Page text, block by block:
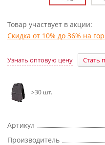
Товар участвует в акции:
Скидка от 10% до 36% на
Узнать оптовую цену Стать
>30 шт.
Артикул
Производитель